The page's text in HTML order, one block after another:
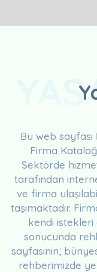
Bu web sayfası
Firma
Sektörde
tarafından
ve firma
taşımaktadır.
kendi istekleri
sonucunda
sayfasının;
rehberimizde